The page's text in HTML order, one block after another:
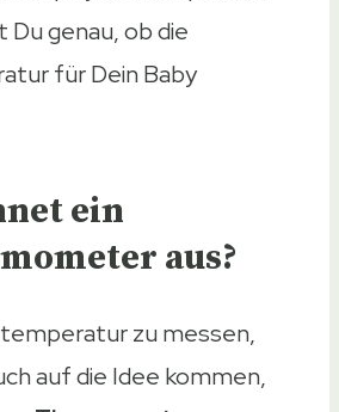
Du genau, ob die
für Dein Baby
ein
aus?
zu messen,
auf die Idee kommen,